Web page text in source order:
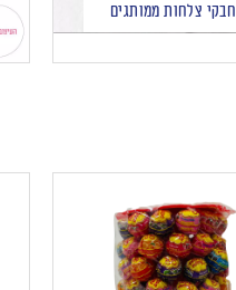
חבקי צלחות ממותגים